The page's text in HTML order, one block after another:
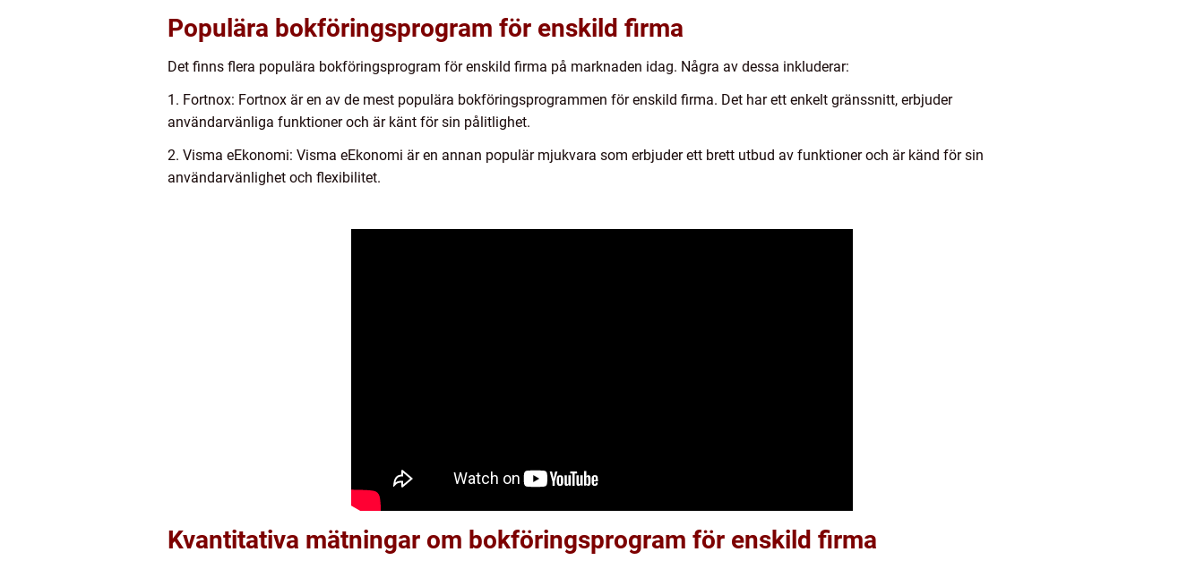
Populära bokföringsprogram för enskild firma
Det finns flera populära bokföringsprogram för enskild firma på marknaden idag. Några av dessa inkluderar:
1. Fortnox: Fortnox är en av de mest populära bokföringsprogrammen för enskild firma. Det har ett enkelt gränssnitt, erbjuder
användarvänliga funktioner och är känt för sin pålitlighet.
2. Visma eEkonomi: Visma eEkonomi är en annan populär mjukvara som erbjuder ett brett utbud av funktioner och är känd för sin
användarvänlighet och flexibilitet.
Kvantitativa mätningar om bokföringsprogram för enskild firma